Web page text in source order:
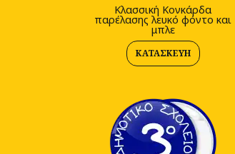
Κλασσική Κονκάρδα
παρέλασης λευκό φόντο και
μπλε
ΚΑΤΑΣΚΕΥΉ